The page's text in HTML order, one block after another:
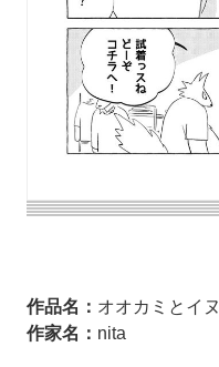
作品名： オオカミとイヌ
作家名： nita